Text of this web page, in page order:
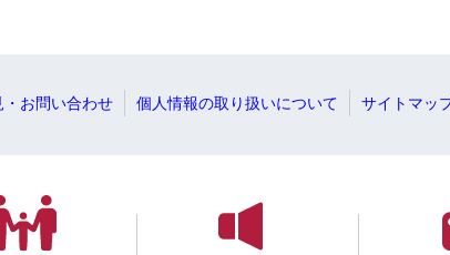
・お問い合わせ 個人情報の取り扱いについて サイトマッ